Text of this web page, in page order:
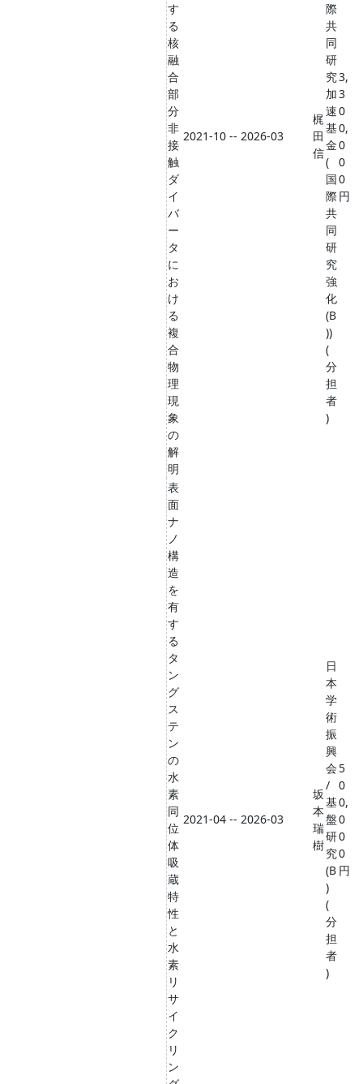
す
る
核
融
合
部
分
非
接
触
ダ
イ
バ
ー
タ
に
お
け
る
複
合
物
理
現
象
の
解
明
2021-10 -- 2026-03
梶
田
信
際
共
同
研
究
加
速
基
金
(
国
際
共
同
研
究
強
化
(B
))
(
分
担
者
)
3,
3
0
0,
0
0
0
円
表
面
ナ
ノ
構
造
を
有
す
る
タ
ン
グ
ス
テ
ン
の
水
素
同
位
体
吸
蔵
特
性
と
水
素
リ
サ
イ
ク
リ
ン
2021-04 -- 2026-03
坂
本
瑞
樹
日
本
学
術
振
興
会
/
基
盤
研
究
(B
)
(
分
担
者
)
5
0
0,
0
0
0
円